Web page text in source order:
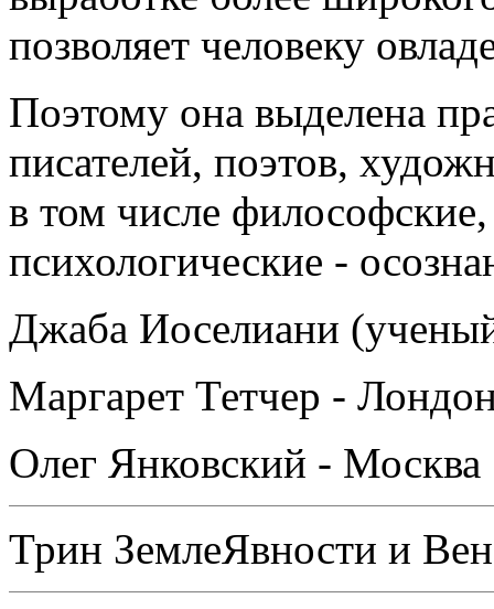
позволяет человеку
Поэтому она выделена
писателей, поэтов,
в том числе
психологические -
Джаба Иоселиани
Маргарет Тетчер -
Олег Янковский - Москва
Трин ЗемлеЯвности и